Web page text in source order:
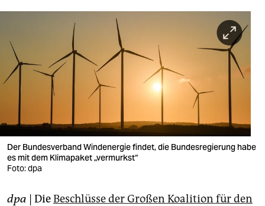
sport
berlin
nord
wahrheit
verlag
verlag
veranstaltungen
Der Bundesverband Windenergie findet, die Bundesregierung habe
es mit dem Klimapaket „vermurkst“
Foto: dpa
dpa | DieBeschlüsse der Großen Koalition für den